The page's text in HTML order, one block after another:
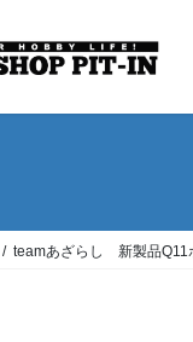
teamあざらし 新製品Q11